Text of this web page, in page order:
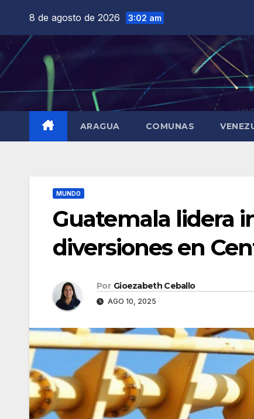
contenido
8 de agosto de 2026 3:02 am
ARAGUA COMUNAS
MUNDO
Guatemala lidera
diversiones en
Por Gioezabeth Ceballo
AGO 10, 2025